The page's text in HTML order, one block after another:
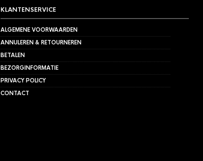
KLANTENSERVICE
ALGEMENE VOORWAARDEN
ANNULEREN & RETOURNEREN
BETALEN
BEZORGINFORMATIE
PRIVACY POLICY
CONTACT